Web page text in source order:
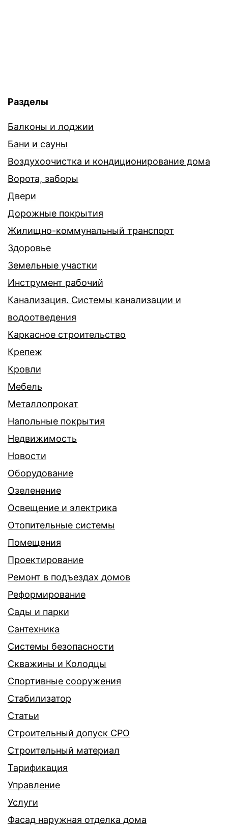
Разделы
Балконы и лоджии
Бани и сауны
Воздухоочистка и кондиционирование дома
Ворота, заборы
Двери
Дорожные покрытия
Жилищно-коммунальный транспорт
Здоровье
Земельные участки
Инструмент рабочий
Канализация. Системы канализации и
водоотведения
Каркасное строительство
Крепеж
Кровли
Мебель
Металлопрокат
Напольные покрытия
Недвижимость
Новости
Оборудование
Озеленение
Освещение и электрика
Отопительные системы
Помещения
Проектирование
Ремонт в подъездах домов
Реформирование
Сады и парки
Сантехника
Системы безопасности
Скважины и Колодцы
Спортивные сооружения
Стабилизатор
Статьи
Строительный допуск СРО
Строительный материал
Тарификация
Управление
Услуги
Фасад наружная отделка дома